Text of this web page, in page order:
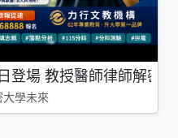
登場 教授醫師律師解密
學未來